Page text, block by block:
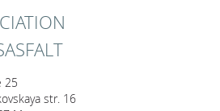
25
str. 16